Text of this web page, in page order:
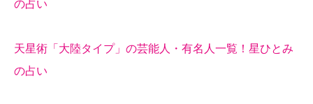
の占い
天星術「大陸タイプ」の芸能人・有名人一覧！星ひとみ
の占い